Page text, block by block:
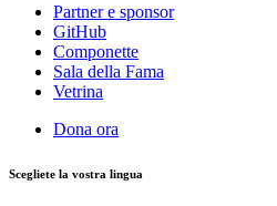
Partner e sponsor
GitHub
Componette
Sala della Fama
Vetrina
Dona ora
Scegliete la vostra lingua